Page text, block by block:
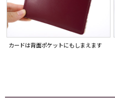
カードは背面ポケットにもしまえます